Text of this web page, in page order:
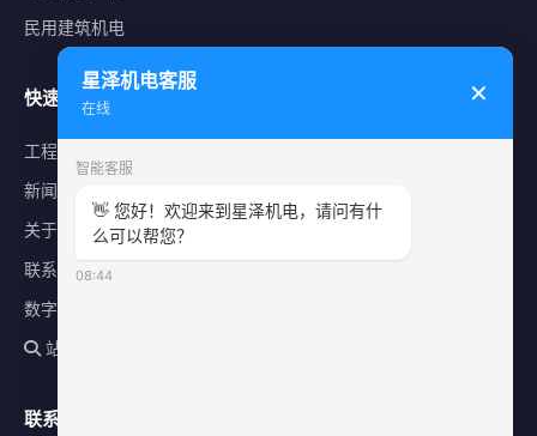
民用建筑机电
快速导航
工程案例
新闻中心
关于星泽
联系我们
数字化平台
站内搜索
联系方式
星泽机电客服
在线
✕
智能客服
👋 您好！欢迎来到星泽机电，请问有什
么可以帮您？
08:44